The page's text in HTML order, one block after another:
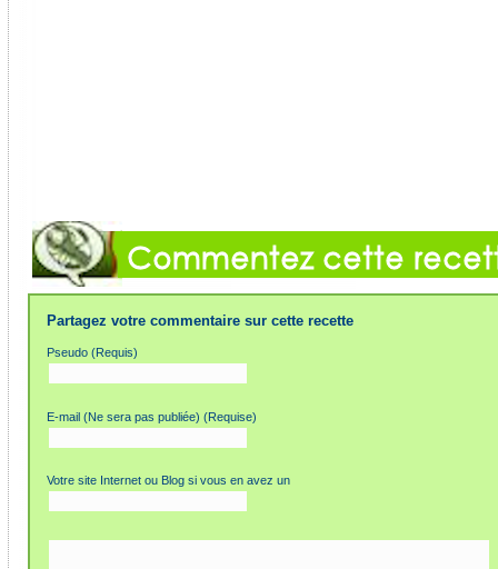
Partagez votre commentaire sur cette recette
Pseudo (Requis)
E-mail (Ne sera pas publiée) (Requise)
Votre site Internet ou Blog si vous en avez un